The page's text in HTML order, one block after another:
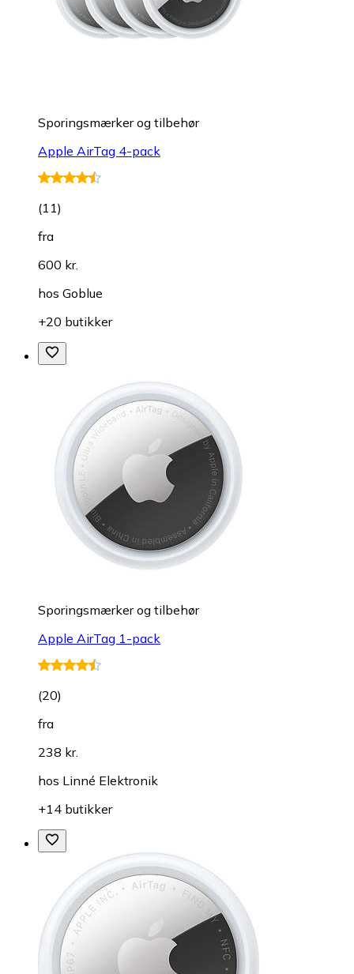
Sporingsmærker og tilbehør
Apple AirTag 4-pack
(11)
fra
600 kr.
hos Goblue
+20 butikker
Sporingsmærker og tilbehør
Apple AirTag 1-pack
(20)
fra
238 kr.
hos Linné Elektronik
+14 butikker